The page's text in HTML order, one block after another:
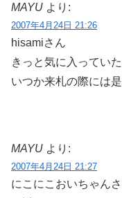
MAYU より:
2007年4月24日 21:26
hisamiさん
きっと気に入ってい
いつか来札の際には是
MAYU より:
2007年4月24日 21:27
にこにこおいちゃん